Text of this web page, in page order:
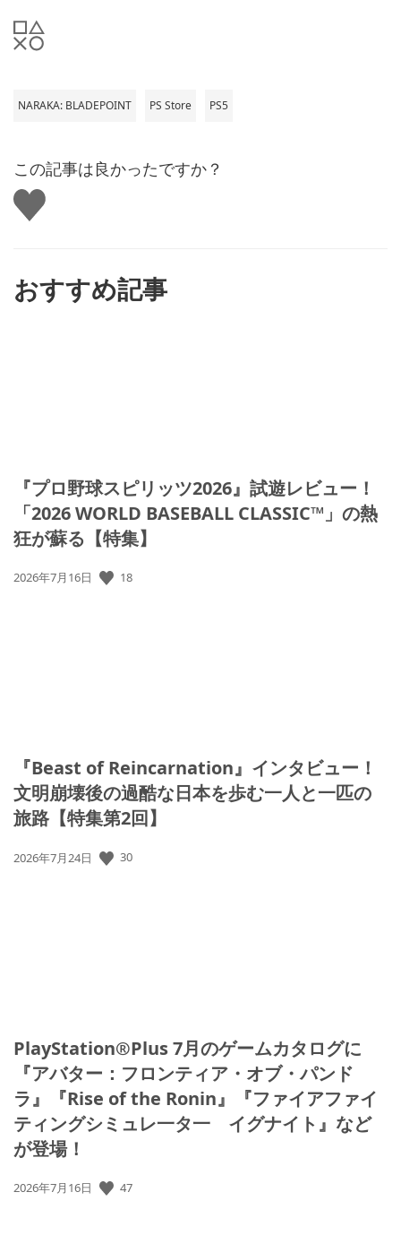
NARAKA: BLADEPOINT PS Store PS5
この記事は良かったですか？
い
い
おすすめ記事
『プロ野球スピリッツ2026』試遊レビュー！
「2026 WORLD BASEBALL CLASSIC™」の熱
狂が蘇る【特集】
公
2026年7月16日 18
『Beast of Reincarnation』インタビュー！
文明崩壊後の過酷な日本を歩む一人と一匹の
旅路【特集第2回】
公
2026年7月24日 30
PlayStation®Plus 7月のゲームカタログに
『アバター：フロンティア・オブ・パンド
ラ』『Rise of the Ronin』『ファイアファイ
ティングシミュレ一タ一 イグナイト』など
が登場！
公
2026年7月16日 47